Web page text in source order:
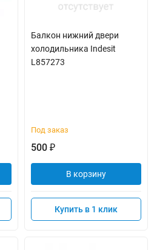
Балкон нижний двери
холодильника Indesit
L857273
Под заказ
500 ₽
В корзину
Купить в 1 клик